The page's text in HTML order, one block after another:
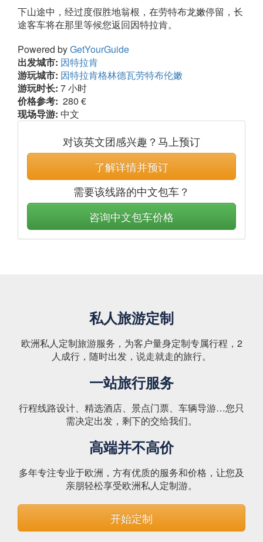
下山途中，经过度假胜地翁根，在劳特布龙嫩停留，长
途客车将在那里等候您返回因特拉肯。
Powered byGetYourGuide
出发城市: 因特拉肯
游玩城市: 因特拉肯格林德瓦劳特布伦嫩
游玩时长: 7 小时
价格参考: 280 €
现场导游: 中文
对该英文团感兴趣？马上预订
了解详情并预订
需要该线路的中文包车？
咨询中文包车价格
私人旅游定制
欧洲私人定制旅游服务，为客户量身定制专属行程，2
人成行，随时出发，说走就走的旅行。
一站旅行服务
行程线路设计、精选酒店、景点门票、车辆导游…您只
需决定出发，剩下的交给我们。
高端并不高价
多年专注专业于欧洲，方有优质的服务和价格，让您及
亲朋轻松享受欧洲私人定制游。
开始定制